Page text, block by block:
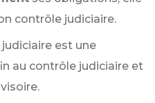
contrôle judiciaire.
est une
au contrôle judiciaire et